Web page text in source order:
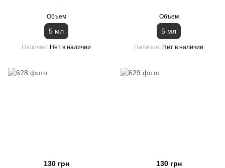
Объем
5 мл
Наличие Нет в наличии
Объем
5 мл
Наличие Нет в наличии
130 грн 130 грн